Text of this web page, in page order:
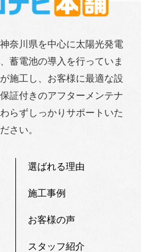
奈川県を中心に太陽光発電
蓄電池の導入を行っていま
施工し、お客様に最適な設
証付きのアフターメンテナ
らずしっかりサポートいた
さい。
選ばれる理由
施工事例
お客様の声
スタッフ紹介